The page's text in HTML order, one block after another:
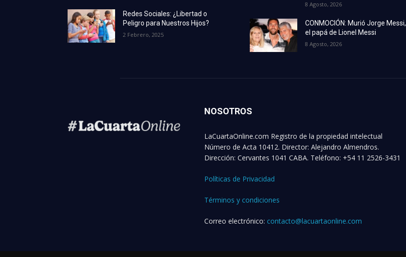
Redes Sociales: ¿Libertad o
Peligro para Nuestros Hijos?
2 Febrero, 2025
8 Agosto, 2026
CONMOCIÓN: Murió Jorge Messi,
el papá de Lionel Messi
8 Agosto, 2026
NOSOTROS
LaCuartaOnline.com Registro de la propiedad intelectual
Número de Acta 10412. Director: Alejandro Almendros.
Dirección: Cervantes 1041 CABA. Teléfono: +54 11 2526-3431
Políticas de Privacidad
Términos y condiciones
Correo electrónico: contacto@lacuartaonline.com